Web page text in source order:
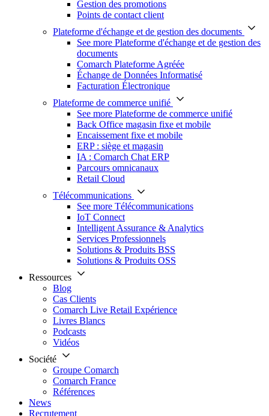
Gestion des promotions
Points de contact client
Plateforme d'échange et de gestion des documents
See more Plateforme d'échange et de gestion des
documents
Comarch Plateforme Agréée
Échange de Données Informatisé
Facturation Électronique
Plateforme de commerce unifié
See more Plateforme de commerce unifié
Back Office magasin fixe et mobile
Encaissement fixe et mobile
ERP : siège et magasin
IA : Comarch Chat ERP
Parcours omnicanaux
Retail Cloud
Télécommunications
See more Télécommunications
IoT Connect
Intelligent Assurance & Analytics
Services Professionnels
Solutions & Produits BSS
Solutions & Produits OSS
Ressources
Blog
Cas Clients
Comarch Live Retail Expérience
Livres Blancs
Podcasts
Vidéos
Société
Groupe Comarch
Comarch France
Références
News
Recrutement